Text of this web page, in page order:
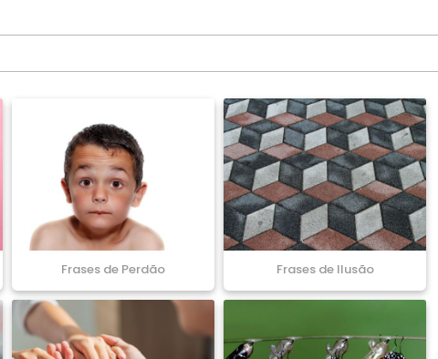
Frases de Perdão Frases de Ilusão